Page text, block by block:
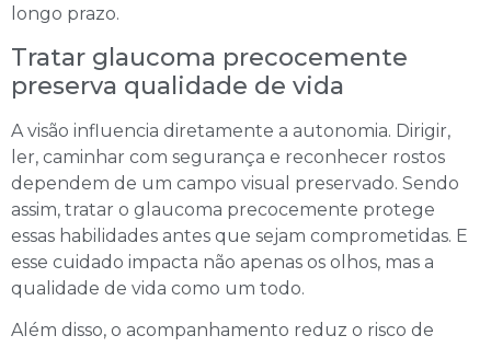
longo prazo.
Tratar glaucoma precocemente
preserva qualidade de vida
A visão influencia diretamente a autonomia. Dirigir,
ler, caminhar com segurança e reconhecer rostos
dependem de um campo visual preservado. Sendo
assim, tratar o glaucoma precocemente protege
essas habilidades antes que sejam comprometidas. E
esse cuidado impacta não apenas os olhos, mas a
qualidade de vida como um todo.
Além disso, o acompanhamento reduz o risco de